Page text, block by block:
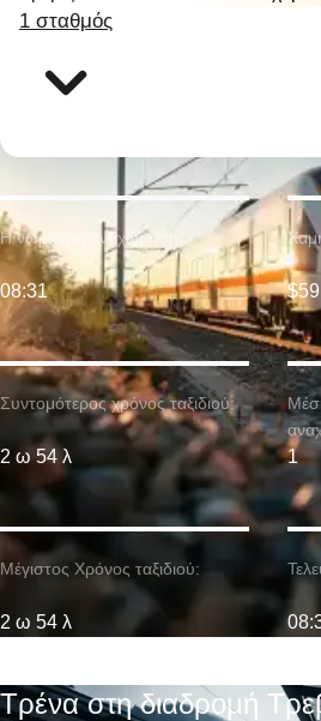
1 σταθμός
Συντομότερος χρόνος ταξιδιού:
2 ω 54 λ
Η νωρίτερη αναχώρηση:
08:31
Μέγιστος Χρόνος ταξιδιού:
2 ω 54 λ
$59
1
Τρένα στη διαδρομή